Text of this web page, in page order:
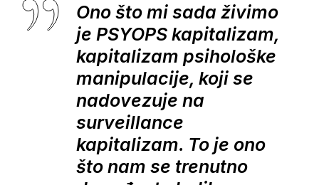
Ono što mi sada živimo
je PSYOPS kapitalizam,
kapitalizam psihološke
manipulacije, koji se
nadovezuje na
surveillance
kapitalizam. To je ono
što nam se trenutno